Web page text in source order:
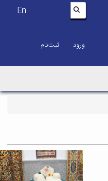
En
ورود | ثبت‌نام